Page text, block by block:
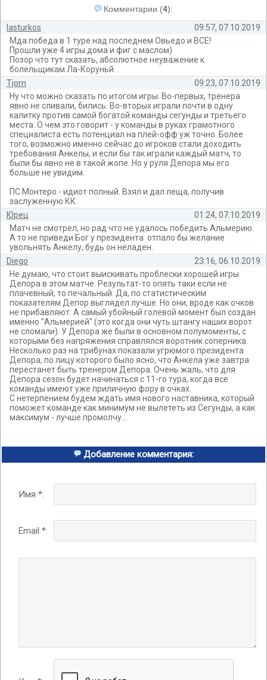
Комментарии (4):
lasturkos
09:57, 07.10.2019
Мда победа в 1 туре над последнем Овьедо и ВСЕ!
Прошли уже 4 игры дома и фиг с маслом)
Позор что тут сказать, абсолютное неуважение к
болельщикам Ла-Коруньй.
Tjorn
09:23, 07.10.2019
Ну что можно сказать по итогом игры. Во-первых, тренера
явно не сливали, бились. Во-вторых играли почти в одну
калитку против самой богатой команды сегунды и третьего
места. О чем это говорит - у команды в руках грамотного
специалиста есть потенциал на плей-офф уж точно. Более
того, возможно именно сейчас до игроков стали доходить
требования Анкелы, и если бы так играли каждый матч, то
были бы явно не в такой жопе. Но у руля Депора мы его
больше не увидим.
ПС Монтеро - идиот полный. Взял и дал леща, получив
заслуженную КК.
Юрец
01:24, 07.10.2019
Матч не смотрел, но рад что не удалось победить Альмерию.
А то не приведи Бог у президента отпало бы желание
увольнять Анкелу, будь он неладен.
Diego
23:16, 06.10.2019
Не думаю, что стоит выискивать проблески хорошей игры
Депора в этом матче. Результат-то опять таки если не
плачевный, то печальный. Да, по статистическим
показателям Депор выглядел лучше. Но они, вроде как очков
не прибавляют. А самый убойный голевой момент был создан
именно "Альмерией" (это когда они чуть штангу наших ворот
не сломали). У Депора же были в основном полумоменты, с
которыми без напряжения справлялся воротник соперника.
Несколько раз на трибунах показали угрюмого президента
Депора, по лицу которого было ясно, что Анкела уже завтра
перестанет быть тренером Депора. Очень жаль, что для
Депора сезон будет начинаться с 11-го тура, когда все
команды имеют уже приличную фору в очках.
С нетерпением будем ждать имя нового наставника, который
поможет команде как минимум не вылететь из Сегунды, а как
максимум - лучше промолчу...
Добавление комментария:
Имя *:
Email *: